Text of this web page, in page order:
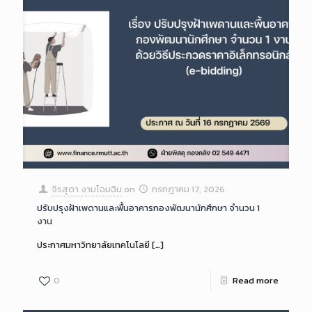
จิรสุดา งามโฉมฉิน on
กรกฎาคม 17, 2026
ปรับปรุงฝ้าเพดานและพื้นอาคารกองพัฒนานักศึกษา จำนวน 1
งาน
ประกาศมหาวิทยาลัยเทคโนโลยี[…]
0 Read more